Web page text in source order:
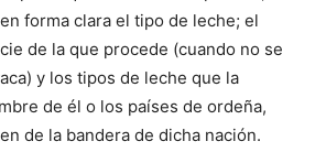
forma clara el tipo de leche; el
de la que procede (cuando no se
y los tipos de leche que la
de él o los países de ordeña,
de la bandera de dicha nación.